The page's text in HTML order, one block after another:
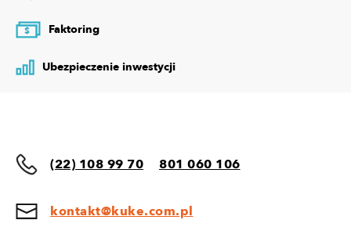
$ Faktoring
Ubezpieczenie inwestycji
(22) 108 99 70 801 060 106
kontakt@kuke.com.pl